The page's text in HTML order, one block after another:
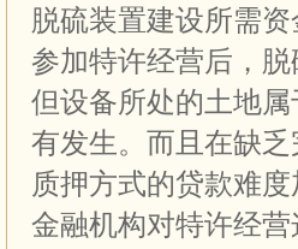
脱硫装置建设所需
参加特许经营后，
但设备所处的土地
有发生。而且在缺
质押方式的贷款难
金融机构对特许经